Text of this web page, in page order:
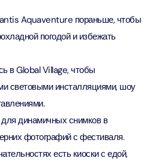
Aquaventure пораньше, чтобы
погодой и избежать
в Global Village, чтобы
световыми инсталляциями, шоу
динамичных снимков в
фотографий с фестиваля.
есть киоски с едой,